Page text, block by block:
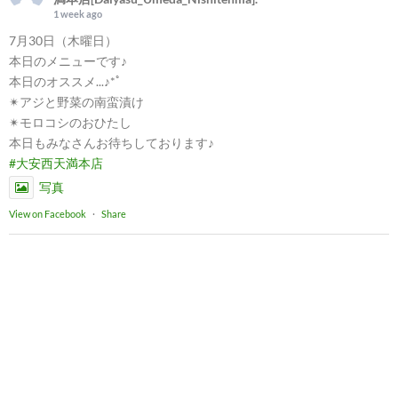
1 week ago
7月30日（木曜日）
本日のメニューです♪
本日のオススメ...♪*ﾟ
✴︎アジと野菜の南蛮漬け
✴︎モロコシのおひたし
本日もみなさんお待ちしております♪
#大安西天満本店
写真
View on Facebook · Share